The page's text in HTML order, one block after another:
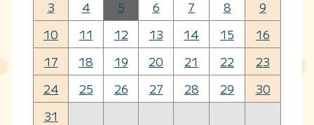
3
4 5 6 7 8
9
10
11 12 13 14 15
16
17
18 19 20 21 22
23
24
25 26 27 28 29
30
31